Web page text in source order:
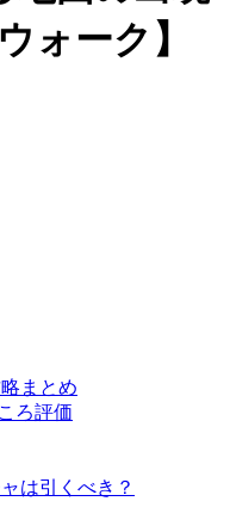
ォーク】
まとめ
ろ評価
は引くべき？